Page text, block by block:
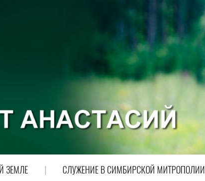
ЗЕМЛЕ СЛУЖЕНИЕ В СИМБИРСКОЙ МИТРОПОЛИИ